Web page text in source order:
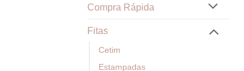
Compra Rápida
Fitas
Cetim
Estampadas